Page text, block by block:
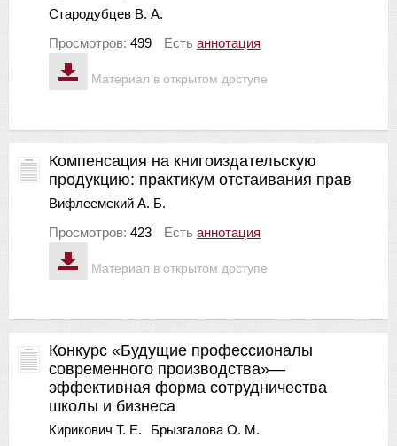
Материал в открытом доступе
Стародубцев В. А.
Просмотров: 499 Есть аннотация
Материал в открытом доступе
Компенсация на книгоиздательскую
продукцию: практикум отстаивания прав
Вифлеемский А. Б.
Просмотров: 423 Есть аннотация
Конкурс «Будущие профессионалы
современного производства»—
эффективная форма сотрудничества
школы и бизнеса
Кирикович Т. Е.
Брызгалова О. М.